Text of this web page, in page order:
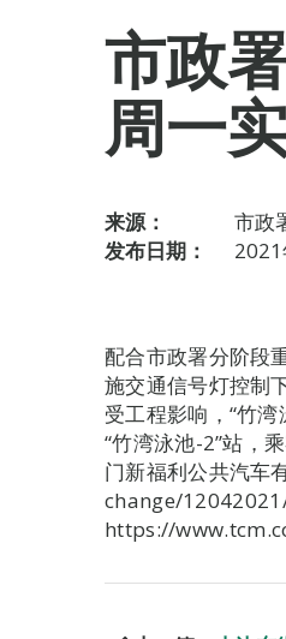
市政
周一
来源：
市政
发布日期：
配合市政署分阶段
施交通信号灯控制
受工程影响，“竹
“竹湾泳池-2”站，
门新福利公共汽
change/
https://